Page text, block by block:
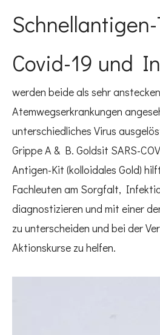
Covid-19 und
werden beide als sehr
Atemwegserkrankungen
unterschiedliches Virus
Grippe A & B. Goldsit SARS-
Antigen-Kit (kolloidales Gold)
Fachleuten am Sorgfalt,
diagnostizieren und mit einer
zu unterscheiden und bei der
Aktionskurse zu helfen.